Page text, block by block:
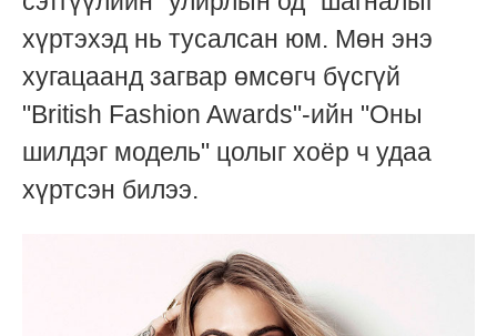
хүртэхэд нь тусалсан юм. Мөн энэ
хугацаанд загвар өмсөгч бүсгүй
"British Fashion Awards"-ийн "Оны
шилдэг модель" цолыг хоёр ч удаа
хүртсэн билээ.